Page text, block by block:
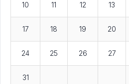
10 11 12 13
17 18 19 20
24 25 26 27
31